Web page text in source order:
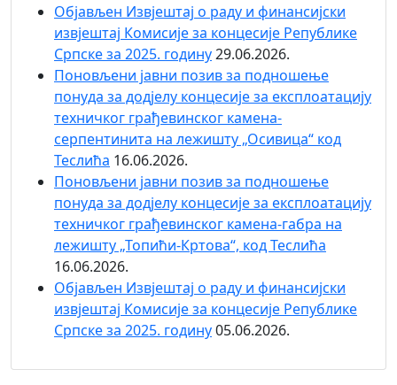
Објaвљен Извјештај о раду и финансијски
извјештај Комисије за концесије Републике
Српске за 2025. годину29.06.2026.
Поновљени јавни позив за подношење
понуда за додјелу концесије за експлоатацију
техничког грађевинског камена-
серпентинита на лежишту „Осивица“ код
Теслића 16.06.2026.
Поновљени јавни позив за подношење
понуда за додјелу концесије за експлоатацију
техничког грађевинског камена-габра на
лежишту „Топићи-Кртова“, код Теслића
16.06.2026.
Објaвљен Извјештај о раду и финансијски
извјештај Комисије за концесије Републике
Српске за 2025. годину05.06.2026.